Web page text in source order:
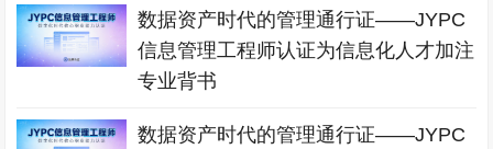
数据资产时代的管理通行证——JYPC
信息管理工程师认证为信息化人才加注
专业背书
数据资产时代的管理通行证——JYPC